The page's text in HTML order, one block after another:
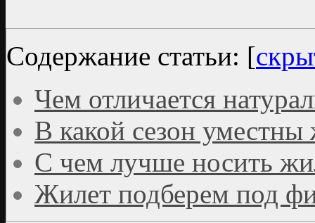
Содержание статьи: [
Чем отличается
В какой сезон уместны
С чем лучше носить
Жилет подберем под